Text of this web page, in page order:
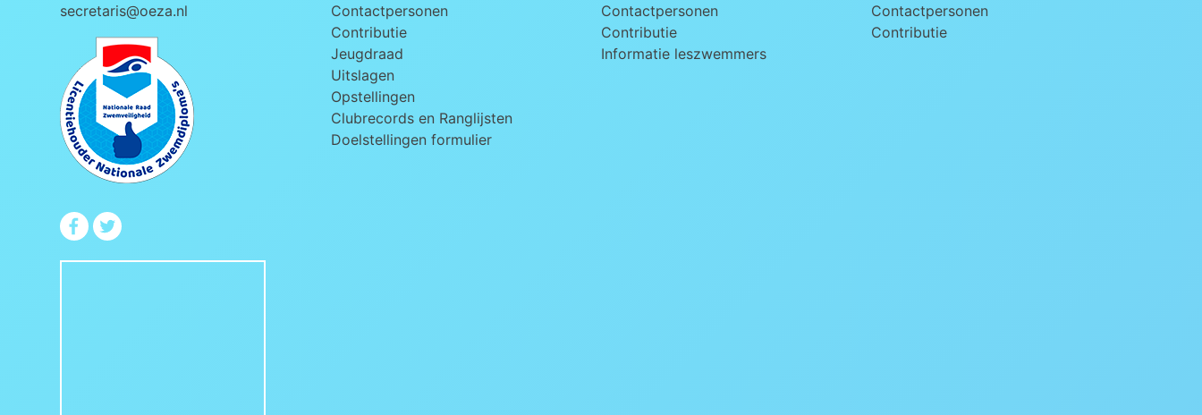
secretaris@oeza.nl
Contactpersonen
Contributie
Jeugdraad
Uitslagen
Opstellingen
Clubrecords en Ranglijsten
Doelstellingen formulier
Contactpersonen
Contributie
Informatie leszwemmers
Contactpersonen
Contributie